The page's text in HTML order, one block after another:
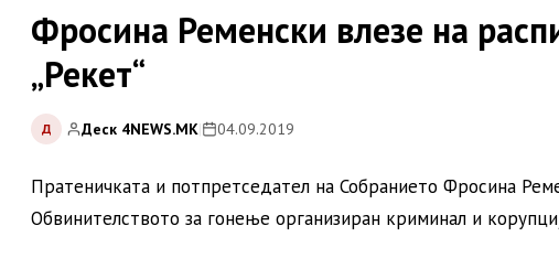
Фросина Ременски влезе на
„Рекет“
Д Деск 4NEWS.MK| 04.09.2019
Пратеничката и потпретседател на Собранието Фросина
Обвинителството за гонење организиран криминал и